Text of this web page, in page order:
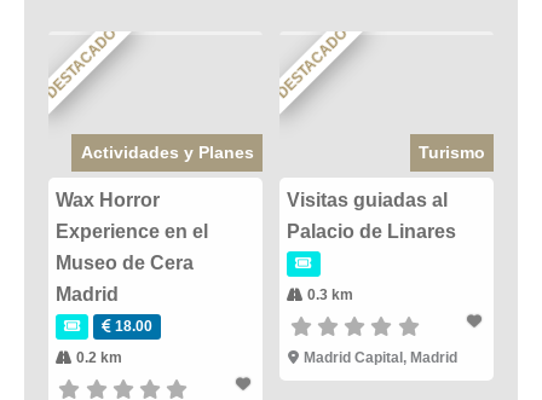
DESTACADO
Actividades y Planes
Wax Horror
Experience en el
Museo de Cera
Madrid
18.00
0.2 km
DESTACADO
Turismo
Visitas guiadas al
Palacio de Linares
0.3 km
Madrid Capital , Madrid